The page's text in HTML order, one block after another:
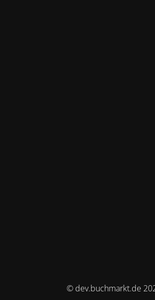
© dev.buchmarkt.de